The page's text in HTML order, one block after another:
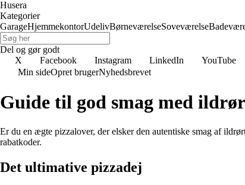
Husera
Kategorier
GarageHjemmekontorUdelivBørneværelseSoveværelse
Del og gør godt
X
Facebook Instagram LinkedIn YouTube
Min sideOpret brugerNyhedsbrevet
Guide til god smag med
Er du en ægte pizzalover, der elsker den autentiske smag af
rabatkoder.
Det ultimative pizzadej